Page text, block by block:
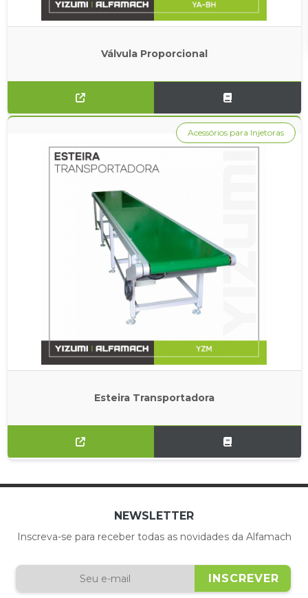
Válvula Proporcional
Esteira Transportadora
Acessórios para Injetoras
NEWSLETTER
Inscreva-se para receber todas as novidades da Alfamach